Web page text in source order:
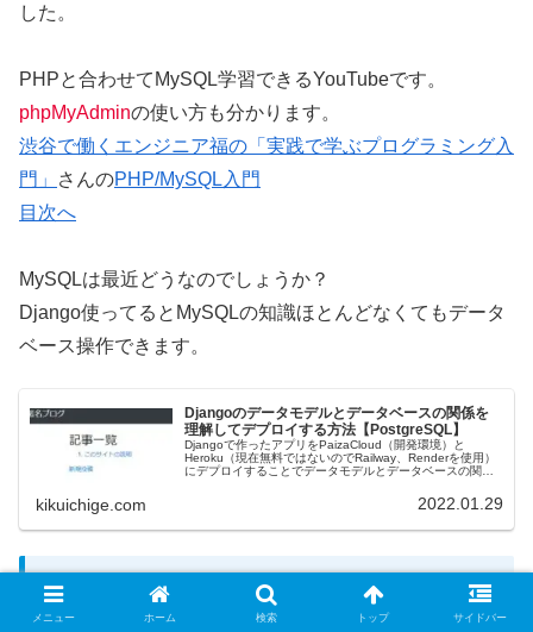
した。
PHPと合わせてMySQL学習できるYouTubeです。
phpMyAdminの使い方も分かります。
渋谷で働くエンジニア福の「実践で学ぶプログラミング入
門」
さんのPHP/MySQL入門
目次へ
MySQLは最近どうなのでしょうか？
Django使ってるとMySQLの知識ほとんどなくてもデータ
ベース操作できます。
Djangoのデータモデルとデータベースの関係を
理解してデプロイする方法【PostgreSQL】
Djangoで作ったアプリをPaizaCloud（開発環境）と
Heroku（現在無料ではないのでRailway、Renderを使用）
にデプロイすることでデータモデルとデータベースの関係
kikuichige.com 2022.01.29
Ruby
メニュー ホーム 検索 トップ サイドバー